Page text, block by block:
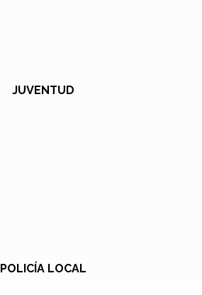
JUVENTUD
POLICÍA LOCAL